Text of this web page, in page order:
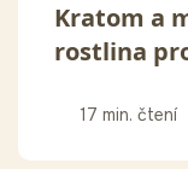
Kratom a
rostlina
17 min. čtení